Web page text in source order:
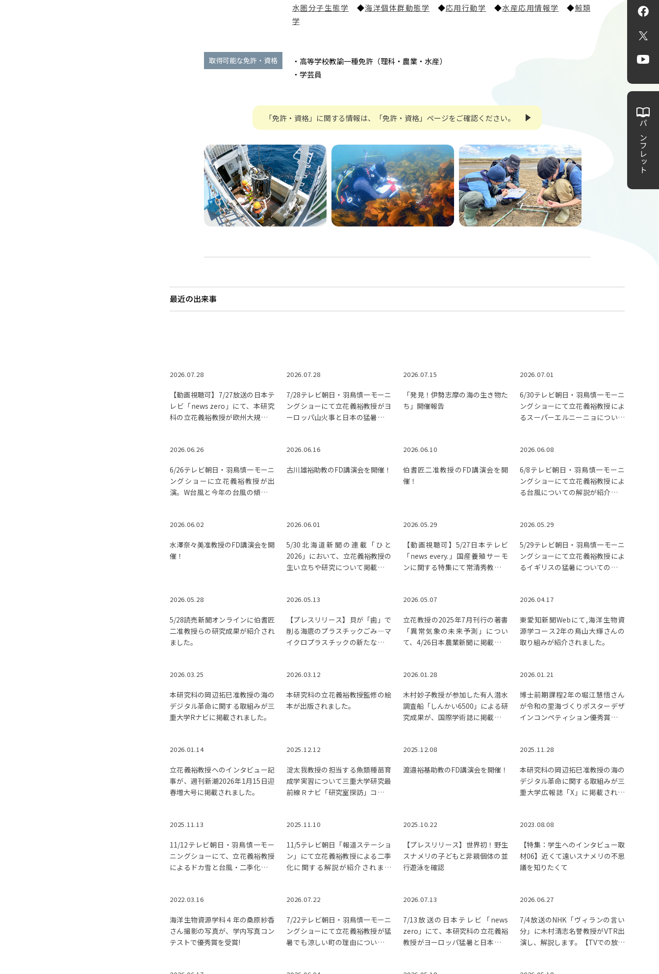
水圏分子生態学
◆海洋個体群動態学 ◆応用行動学 ◆水産応用情報学 ◆鯨類
学
取得可能な免許・資格
・高等学校教諭一種免許（理科・農業・水産）
・学芸員
「免許・資格」に関する情報は、「免許・資格」ページをご確認ください。
最近の出来事
2026.07.28
【動画視聴可】7/27放送の日本テ
レビ「news zero」にて、本研究
科の立花義裕教授が欧州大規模火
2026.07.28
7/28テレビ朝日・羽鳥慎一モーニ
ングショーにて立花義裕教授がヨ
ーロッパ山火事と日本の猛暑の関
2026.07.15
「発見！伊勢志摩の海の生き物た
ち」開催報告
2026.07.01
6/30テレビ朝日・羽鳥慎一モーニ
ングショーにて立花義裕教授によ
るスーパーエルニーニョについて
2026.06.26
6/26テレビ朝日・羽鳥慎一モーニ
ングショーに立花義裕教授が出
演。W台風と今年の台風の傾向等
2026.06.16
古川雄裕助教のFD講演会を開催！
2026.06.10
伯耆匠二准教授のFD講演会を開
催！
2026.06.08
6/8テレビ朝日・羽鳥慎一モーニ
ングショーにて立花義裕教授によ
る台風についての解説が紹介され
2026.06.02
水澤奈々美准教授のFD講演会を開
催！
2026.06.01
5/30北海道新聞の連載「ひと
2026」において、立花義裕教授の
生い立ちや研究について掲載され
2026.05.29
【動画視聴可】5/27日本テレビ
「news every.」国産養殖サーモ
ンに関する特集にて常清秀教授の
2026.05.29
5/29テレビ朝日・羽鳥慎一モーニ
ングショーにて立花義裕教授によ
るイギリスの猛暑についての解説
2026.05.28
5/28読売新聞オンラインに伯耆匠
二准教授らの研究成果が紹介され
ました。
2026.05.13
【プレスリリース】貝が「歯」で
削る海底のプラスチックごみ―マ
イクロプラスチックの新たな発生
2026.05.07
立花教授の2025年7月刊行の著書
「異常気象の未来予測」につい
て、4/26日本農業新聞に掲載され
2026.04.17
東愛知新聞Webにて,海洋生物資
源学コース2年の鳥山大輝さんの
取り組みが紹介されました。
2026.03.25
本研究科の岡辺拓巳准教授の海の
デジタル革命に関する取組みが三
重大学Rナビに掲載されました。
2026.03.12
本研究科の立花義裕教授監修の絵
本が出版されました。
2026.01.28
木村妙子教授が参加した有人潜水
調査船「しんかい6500」による研
究成果が、国際学術誌に掲載され
2026.01.21
博士前期課程2年の堀江慧悟さん
が令和の里海づくりポスターデザ
インコンペティション優秀賞（環
2026.01.14
立花義裕教授へのインタビュー記
事が、週刊新潮2026年1月15日迎
春増大号に掲載されました。
2025.12.12
淀太我教授の担当する魚類種苗育
成学実習について三重大学研究最
前線Ｒナビ「研究室探訪」コーナ
2025.12.08
渡邉裕基助教のFD講演会を開催！
2025.11.28
本研究科の岡辺拓巳准教授の海の
デジタル革命に関する取組みが三
重大学広報誌「X」に掲載されま
2025.11.13
11/12テレビ朝日・羽鳥慎一モー
ニングショーにて、立花義裕教授
によるドカ雪と台風・二季化につ
2025.11.10
11/5テレビ朝日「報道ステーショ
ン」にて立花義裕教授による二季
化に関する解説が紹介されまし
2025.10.22
【プレスリリース】世界初！野生
スナメリの子どもと非親個体の並
行遊泳を確認
2023.08.08
【特集：学生へのインタビュー取
材06】近くて遠いスナメリの不思
議を知りたくて
2022.03.16
海洋生物資源学科４年の桑原紗香
さん撮影の写真が、学内写真コン
テストで優秀賞を受賞!
2026.07.22
7/22テレビ朝日・羽鳥慎一モーニ
ングショーにて立花義裕教授が猛
暑でも涼しい町の理由について解
2026.07.13
7/13放送の日本テレビ「news
zero」にて、本研究科の立花義裕
教授がヨーロッパ猛暑と日本の猛
2026.06.27
7/4放送のNHK「ヴィランの言い
分」に木村清志名誉教授がVTR出
演し、解説します。【TVでの放映
X
パンフレット